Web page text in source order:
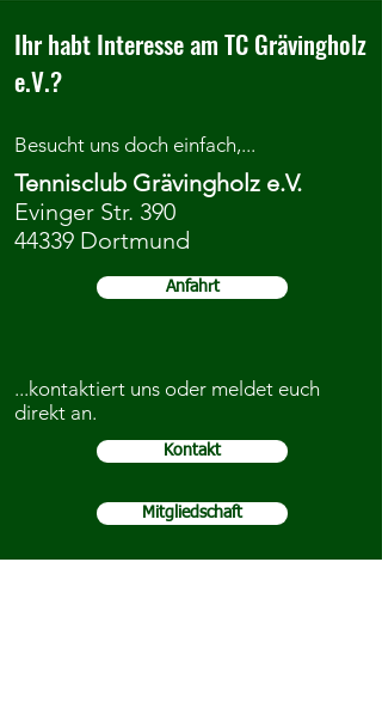
Ihr habt Interesse am TC Grävingholz
e.V.?
Besucht uns doch einfach,...
Tennisclub Grävingholz e.V.
Evinger Str. 390
44339 Dortmund
Anfahrt
...kontaktiert uns oder meldet euch
direkt an.
Kontakt
Mitgliedschaft